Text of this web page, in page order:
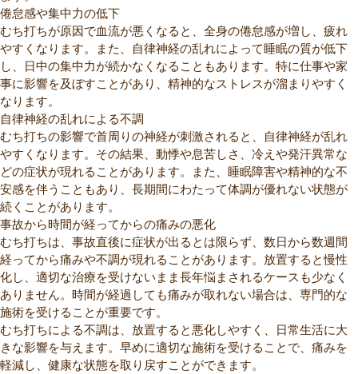
倦怠感や集中力の低下
むち打ちが原因で血流が悪くなると、全身の倦怠感が増し、疲れ
やすくなります。また、自律神経の乱れによって睡眠の質が低下
し、日中の集中力が続かなくなることもあります。特に仕事や家
事に影響を及ぼすことがあり、精神的なストレスが溜まりやすく
なります。
自律神経の乱れによる不調
むち打ちの影響で首周りの神経が刺激されると、自律神経が乱れ
やすくなります。その結果、動悸や息苦しさ、冷えや発汗異常な
どの症状が現れることがあります。また、睡眠障害や精神的な不
安感を伴うこともあり、長期間にわたって体調が優れない状態が
続くことがあります。
事故から時間が経ってからの痛みの悪化
むち打ちは、事故直後に症状が出るとは限らず、数日から数週間
経ってから痛みや不調が現れることがあります。放置すると慢性
化し、適切な治療を受けないまま長年悩まされるケースも少なく
ありません。時間が経過しても痛みが取れない場合は、専門的な
施術を受けることが重要です。
むち打ちによる不調は、放置すると悪化しやすく、日常生活に大
きな影響を与えます。早めに適切な施術を受けることで、痛みを
軽減し、健康な状態を取り戻すことができます。